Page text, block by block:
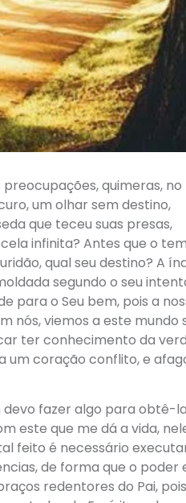
preocupações, quimeras,
um olhar sem destino,
que teceu suas presas,
infinita? Antes que o
qual seu destino? A
segundo o seu
para o Seu bem, pois a
nós, viemos a este mundo
ter conhecimento da
um coração conflito, e
devo fazer algo para obtê-
este que me dá a vida,
feito é necessário
de forma que o poder
redentores do Pai,